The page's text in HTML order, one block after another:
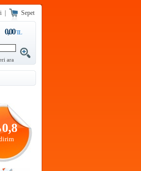
Sepet
0,00TL
ara
0,8